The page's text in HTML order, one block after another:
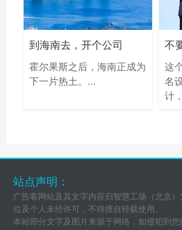
到海南去，开个公司
霍尔果斯之后，海南正成为
下一片热土。...
这
名
计
站点声明：
广告客网站及其文字内容归智慧工场（北京
位及个人未经许可，不得擅自转载使用。
本站部分文字及图片来源于网络，如侵犯到